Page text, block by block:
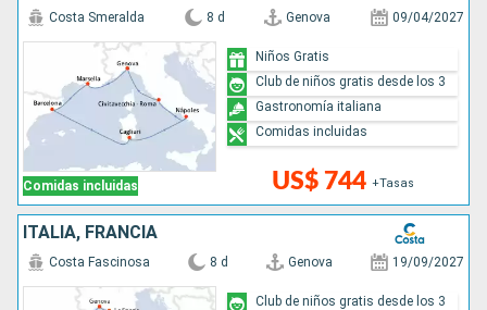
Comidas incluidas
Costa Smeralda 8 d Genova 09/04/2027
US$ 744 +Tasas
Niños Gratis
Club de niños gratis desde los 3
Gastronomía italiana
Comidas incluidas
ITALIA, FRANCIA
Costa Fascinosa 8 d Genova 19/09/2027
Club de niños gratis desde los 3